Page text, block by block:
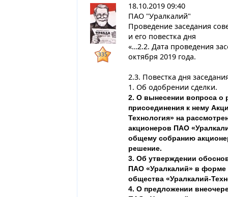
335
18.10.2019 09:40
ПАО "Уралкалий"
Проведение заседания
и его повестка дня
«…2.2. Дата проведения
октября 2019 года.
2.3. Повестка дня
1. Об одобрении сделки.
2. О вынесении вопроса о
присоединения к нему
Технология» на
акционеров ПАО
общему собранию
решение.
3. Об утверждении
ПАО «Уралкалий» в форме
общества «Уралкалий-
4. О предложении